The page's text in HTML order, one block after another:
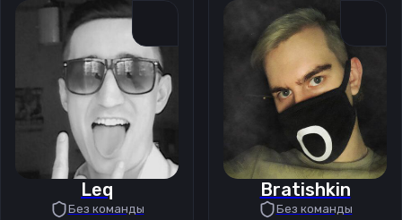
Leq
Без команды
Bratishkin
Без команды